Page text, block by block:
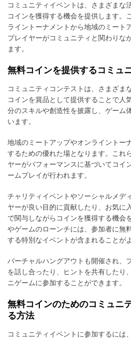
コミュニティイベントは、さまざまな
コインを獲得する機会を提供します。
ライントーナメントから地域のミート
プレイヤーがコミュニティと関わりな
ます。
無料コインを提供するコミュ
コミュニティコンテストは、さまざま
コインを賞品として提供することで人
分のスキルや創造性を披露し、ゲーム
います。
地域のミートアップやオンライントー
するための優れた場となります。これ
ヤーがパフォーマンスに基づいてコイ
ームプレイが行われます。
チャリティイベントやソーシャルメデ
ヤーが良い目的に貢献したり、お気に
で関与しながらコインを獲得する機会
やゲームのローンチには、参加者に無
する特別なイベントが含まれることが
バーチャルハングアウトも開催され、
を話し合ったり、ヒントを共有したり
ニゲームに参加することができます。
無料コインのためのコミュニ
る方法
コミュニティイベントに参加するには